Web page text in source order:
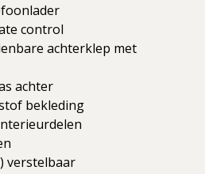
control
achterklep met
achter
bekleding
verstelbaar